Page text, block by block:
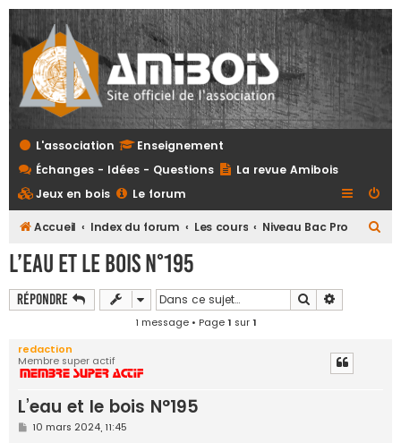
L'association
Enseignement
Échanges - Idées - Questions
La revue Amibois
Jeux en bois
Le forum
Accueil Index du forum Les cours Niveau Bac Pro
L’eau et le bois N°195
Répondre Rechercher
1 message • Page1 sur1
redaction
Membre super actif
L’eau et le bois N°195
M
10 mars 2024, 11:45